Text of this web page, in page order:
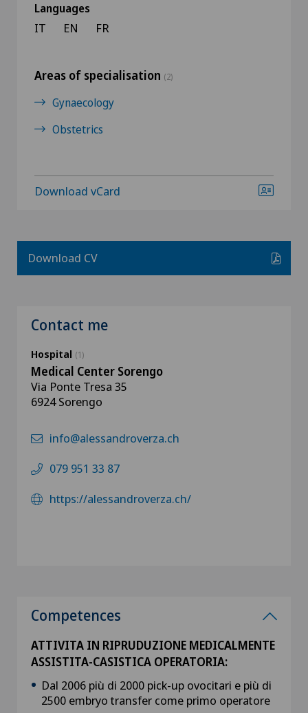
Languages
IT EN FR
Areas of specialisation (2)
Gynaecology
Obstetrics
Download vCard
Download CV
Contact me
Hospital (1)
Medical Center Sorengo
Via Ponte Tresa 35
6924 Sorengo
info@alessandroverza.ch
079 951 33 87
https://alessandroverza.ch/
Competences
ATTIVITA IN RIPRUDUZIONE MEDICALMENTE
ASSISTITA-CASISTICA OPERATORIA:
Dal 2006 più di 2000 pick-up ovocitari e più di
2500 embryo transfer come primo operatore